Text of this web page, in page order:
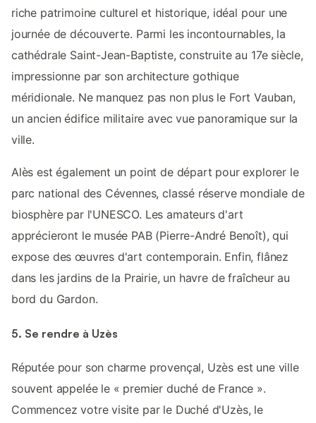
riche patrimoine culturel et historique, idéal pour une
journée de découverte. Parmi les incontournables, la
cathédrale Saint-Jean-Baptiste, construite au 17e siècle,
impressionne par son architecture gothique
méridionale. Ne manquez pas non plus le Fort Vauban,
un ancien édifice militaire avec vue panoramique sur la
ville.
Alès est également un point de départ pour explorer le
parc national des Cévennes, classé réserve mondiale de
biosphère par l'UNESCO. Les amateurs d'art
apprécieront le musée PAB (Pierre-André Benoît), qui
expose des œuvres d'art contemporain. Enfin, flânez
dans les jardins de la Prairie, un havre de fraîcheur au
bord du Gardon.
5. Se rendre à Uzès
Réputée pour son charme provençal, Uzès est une ville
souvent appelée le « premier duché de France ».
Commencez votre visite par le Duché d'Uzès, le